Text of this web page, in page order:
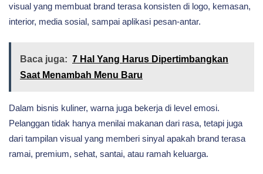
visual yang membuat brand terasa konsisten di logo, kemasan,
interior, media sosial, sampai aplikasi pesan-antar.
Baca juga: 7 Hal Yang Harus Dipertimbangkan
Saat Menambah Menu Baru
Dalam bisnis kuliner, warna juga bekerja di level emosi.
Pelanggan tidak hanya menilai makanan dari rasa, tetapi juga
dari tampilan visual yang memberi sinyal apakah brand terasa
ramai, premium, sehat, santai, atau ramah keluarga.